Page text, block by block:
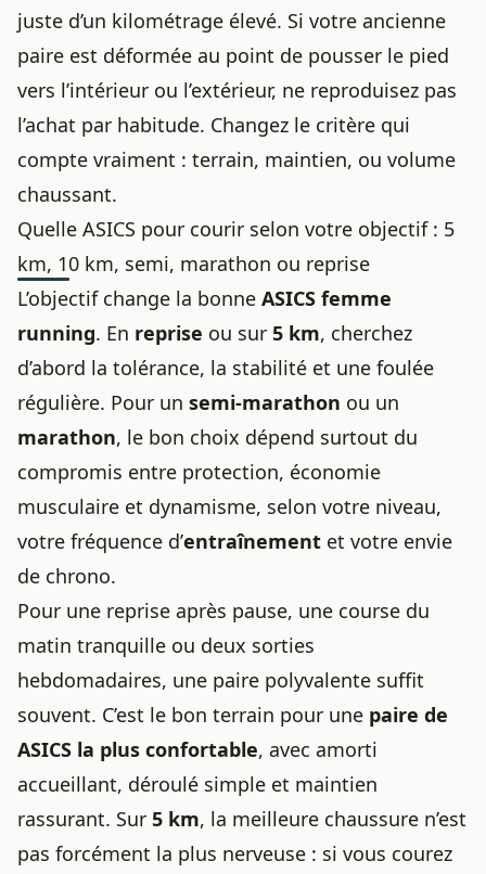
juste d’un kilométrage élevé. Si votre ancienne
paire est déformée au point de pousser le pied
vers l’intérieur ou l’extérieur, ne reproduisez pas
l’achat par habitude. Changez le critère qui
compte vraiment : terrain, maintien, ou volume
chaussant.
Quelle ASICS pour courir selon votre objectif : 5
km, 10 km, semi, marathon ou reprise
L’objectif change la bonne ASICS femme
running. En reprise ou sur 5 km, cherchez
d’abord la tolérance, la stabilité et une foulée
régulière. Pour un semi-marathon ou un
marathon, le bon choix dépend surtout du
compromis entre protection, économie
musculaire et dynamisme, selon votre niveau,
votre fréquence d’entraînement et votre envie
de chrono.
Pour une reprise après pause, une course du
matin tranquille ou deux sorties
hebdomadaires, une paire polyvalente suffit
souvent. C’est le bon terrain pour une paire de
ASICS la plus confortable, avec amorti
accueillant, déroulé simple et maintien
rassurant. Sur 5 km, la meilleure chaussure n’est
pas forcément la plus nerveuse : si vous courez